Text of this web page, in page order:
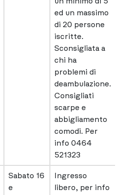
ed un massimo
di 20 persone
iscritte.
Sconsigliata a
chi ha
problemi di
deambulazione.
Consigliati
scarpe e
abbigliamento
comodi. Per
info 0464
521323
Sabato 16
e
Ingresso
libero, per info